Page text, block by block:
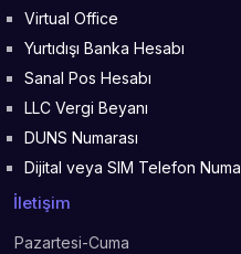
Virtual Office
Yurtıdışı Banka Hesabı
Sanal Pos Hesabı
LLC Vergi Beyanı
DUNS Numarası
Dijital veya SIM Telefon
İletişim
Pazartesi-Cuma